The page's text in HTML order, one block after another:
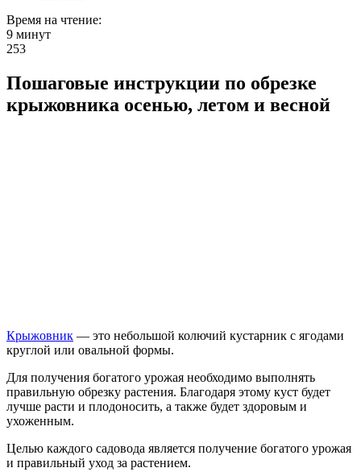
Время на чтение:
9 минут
253
Пошаговые инструкции по обрезке
крыжовника осенью, летом и весной
Крыжовник — это небольшой колючий кустарник с ягодами
круглой или овальной формы.
Для получения богатого урожая необходимо выполнять
правильную обрезку растения. Благодаря этому куст будет
лучше расти и плодоносить, а также будет здоровым и
ухоженным.
Целью каждого садовода является получение богатого урожая
и правильный уход за растением.